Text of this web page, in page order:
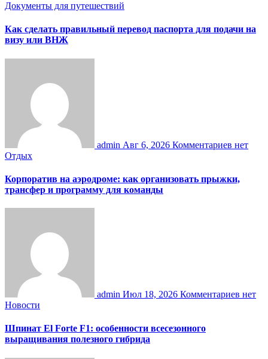
Документы для путешествий
Как сделать правильный перевод паспорта для подачи на
визу или ВНЖ
admin Авг 6, 2026 Комментариев нет
Отдых
Корпоратив на аэродроме: как организовать прыжки,
трансфер и программу для команды
admin Июл 18, 2026 Комментариев нет
Новости
Шпинат El Forte F1: особенности всесезонного
выращивания полезного гибрида